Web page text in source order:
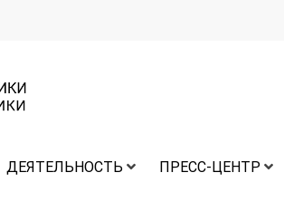
ДЕЯТЕЛЬНОСТЬ ПРЕСС-ЦЕНТР